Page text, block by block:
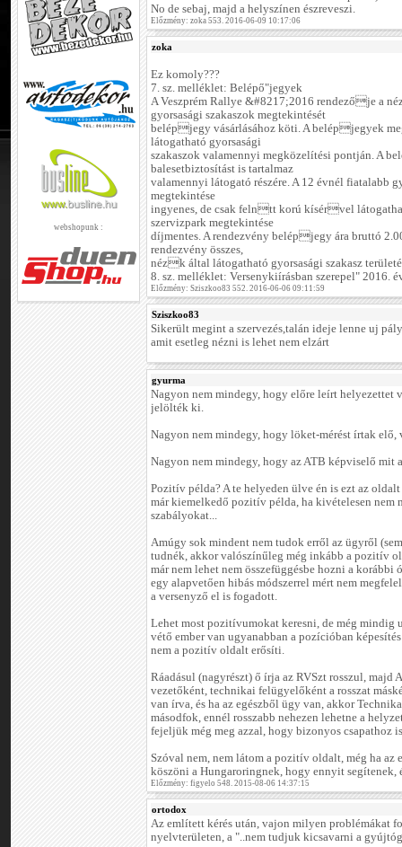
webshopunk :
No de sebaj, majd a helyszínen észreveszi.
Előzmény: zoka 553. 2016-06-09 10:17:06
zoka
Ez komoly???
7. sz. melléklet: Belépő"jegyek
A Veszprém Rallye &#8217;2016 rendezője a
gyorsasági szakaszok megtekintését
belépjegy vásárlásához köti. A belépjegyek
látogatható gyorsasági
szakaszok valamennyi megközelítési pontján. A
balesetbiztosítást is tartalmaz
valamennyi látogató részére. A 12 évnél fiatalabb
megtekintése
ingyenes, de csak felntt korú kísérvel
szervizpark megtekintése
díjmentes. A rendezvény belépjegy ára bruttó
rendezvény összes,
nézk által látogatható gyorsasági szakasz
8. sz. melléklet: Versenykiírásban szerepel" 2016.
Előzmény: Sziszkoo83 552. 2016-06-06 09:11:59
Sziszkoo83
Sikerült megint a szervezés,talán ideje lenne uj
amit esetleg nézni is lehet nem elzárt
gyurma
Nagyon nem mindegy, hogy előre leírt
jelölték ki.
Nagyon nem mindegy, hogy löket-mérést írtak elő,
Nagyon nem mindegy, hogy az ATB képviselő mit
Pozitív példa? A te helyeden ülve én is ezt az
már kiemelkedő pozitív példa, ha kivételesen nem
szabályokat...
Amúgy sok mindent nem tudok erről az ügyről
tudnék, akkor valószínűleg még inkább a pozitív
már nem lehet nem összefüggésbe hozni a korábbi
egy alapvetően hibás módszerrel mért nem
a versenyző el is fogadott.
Lehet most pozitívumokat keresni, de még mindig
vétő ember van ugyanabban a pozícióban
nem a pozitív oldalt erősíti.
Ráadásul (nagyrészt) ő írja az RVSzt rosszul, majd
vezetőként, technikai felügyelőként a rosszat
van írva, és ha az egészből ügy van, akkor
másodfok, ennél rosszabb nehezen lehetne a
fejeljük még meg azzal, hogy bizonyos csapathoz
Szóval nem, nem látom a pozitív oldalt, még ha az
köszöni a Hungaroringnek, hogy ennyit segítenek,
Előzmény: figyelo 548. 2015-08-06 14:37:15
ortodox
Az említett kérés után, vajon milyen problémákat
nyelvterületen, a "..nem tudjuk kicsavarni a